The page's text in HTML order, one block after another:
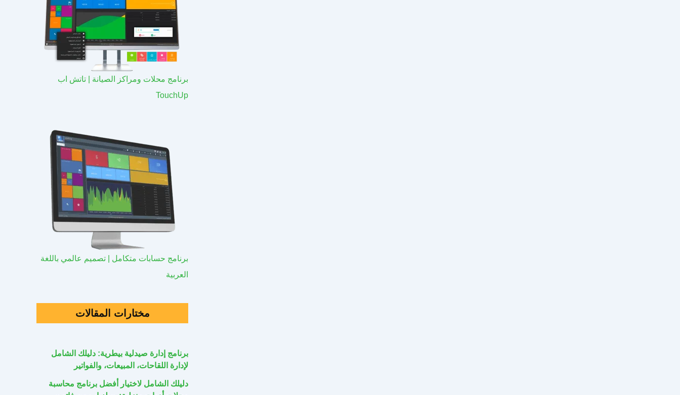
برنامج محلات ومراكز الصيانة | تاتش اب
TouchUp
برنامج حسابات متكامل | تصميم عالمي باللغة
العربية
مختارات المقالات
برنامج إدارة صيدلية بيطرية: دليلك الشامل
لإدارة اللقاحات، المبيعات، والفواتير
دليلك الشامل لاختيار أفضل برنامج محاسبة